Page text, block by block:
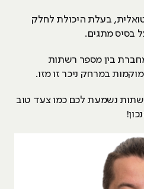
בעלת היכולת לחלק
בסיס מתגים.
בין מספר רשתות
במרחק ניכר זו מזו.
נשמעת לכם כמו צעד טוב